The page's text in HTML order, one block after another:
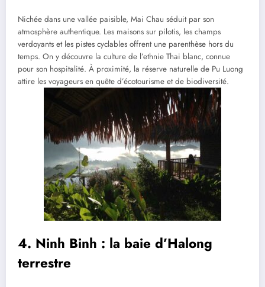
Nichée dans une vallée paisible, Mai Chau séduit par son
atmosphère authentique. Les maisons sur pilotis, les champs
verdoyants et les pistes cyclables offrent une parenthèse hors du
temps. On y découvre la culture de l’ethnie Thai blanc, connue
pour son hospitalité. À proximité, la réserve naturelle de Pu Luong
attire les voyageurs en quête d’écotourisme et de biodiversité.
4. Ninh Binh : la baie d’Halong
terrestre